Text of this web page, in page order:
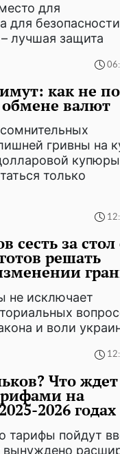
для
для
лучшая защита
как не
валют
гривны на
только
сесть за стол
решать
не исключает
и воли
Что ждет
на
2026 годах
тарифы пойдут
вынуждено